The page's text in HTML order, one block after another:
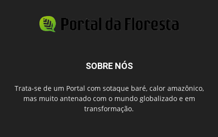
SOBRE NÓS
Trata-se de um Portal com sotaque baré, calor amazônico,
mas muito antenado com o mundo globalizado e em
transformação.